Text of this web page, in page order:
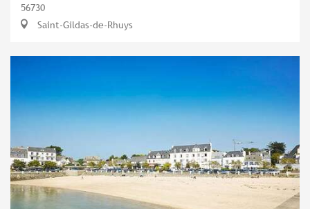
56730
Saint-Gildas-de-Rhuys